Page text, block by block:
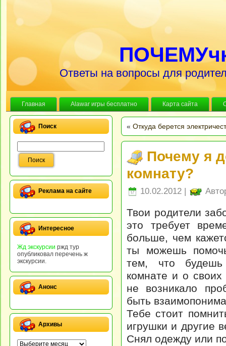
Ответы на вопросы для
Главная Alawar игры бесплатно Карта сайта
Поиск
Реклама на сайте
Интересное
Жд экскурсии ржд тур
опубликовал перечень ж
экскурсии.
Анонс
Архивы
« Откуда берется
Почему я
комнату?
10.02.2012 |
Твои родители
это требует
больше, чем
ты можешь
тем, что
комнате и о
не возникало
быть
Тебе стоит
игрушки и другие
Снял одежду или